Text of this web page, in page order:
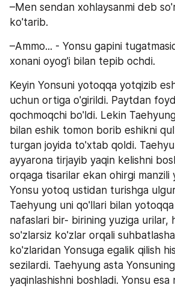
–Men sendan xohlaysanmi deb
ko'tarib.
–Ammo... - Yonsu gapini
xonani oyog'i bilan tepib ochdi.
Keyin Yonsuni yotoqqa yotqizib
uchun ortiga o'girildi. Paytdan
qochmoqchi bo'ldi. Lekin
bilan eshik tomon borib eshikni
turgan joyida to'xtab qoldi.
ayyarona tirjayib yaqin kelishni
orqaga tisarilar ekan ohirgi manzili
Yonsu yotoq ustidan turishga
Taehyung uni qo'llari bilan
nafaslari bir- birining yuziga urilar,
so'zlarsiz ko'zlar orqali
ko'zlaridan Yonsuga egalik qilish
sezilardi. Taehyung asta
yaqinlashishni boshladi. Yonsu esa